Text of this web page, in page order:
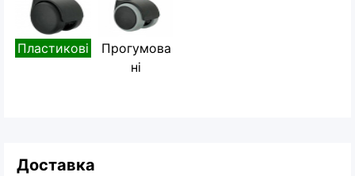
Пластикові
Прогумова
ні
Доставка